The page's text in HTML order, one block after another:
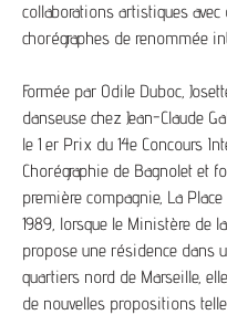
collaborations artistiques avec
chorégraphes de renommée
Formée par Odile Duboc,
danseuse chez Jean-Claude
le 1 er Prix du 14e Concours
Chorégraphie de Bagnolet et
première compagnie, La Place
1989, lorsque le Ministère de
propose une résidence dans
quartiers nord de Marseille,
de nouvelles propositions